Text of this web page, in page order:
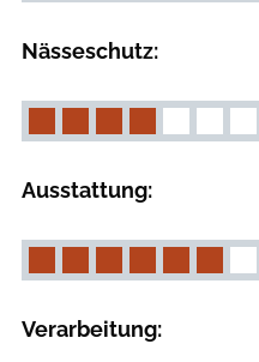
Nässeschutz:
Ausstattung:
Verarbeitung: